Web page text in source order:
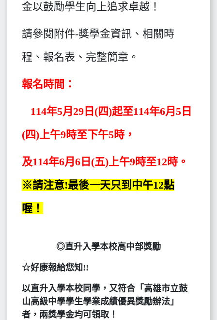
金以鼓勵學生向上追求卓越！
請參閱附件-獎學金資訊、相關時
程、報名表、完整簡章。
報名時間：
114年5月29日(四)起至114年6月5日
(四)上午9時至下午5時，
及114年6月6日(五)上午9時至12時。
※請注意!最後一天只到中午12點
喔！
◎直升入學本校高中部獎勵
☆好康報給您知!!
以直升入學本校同學，又符合「高雄市立鼓
山高級中學學生學業成績優異獎勵辦法」
者，兩獎學金均可領取！